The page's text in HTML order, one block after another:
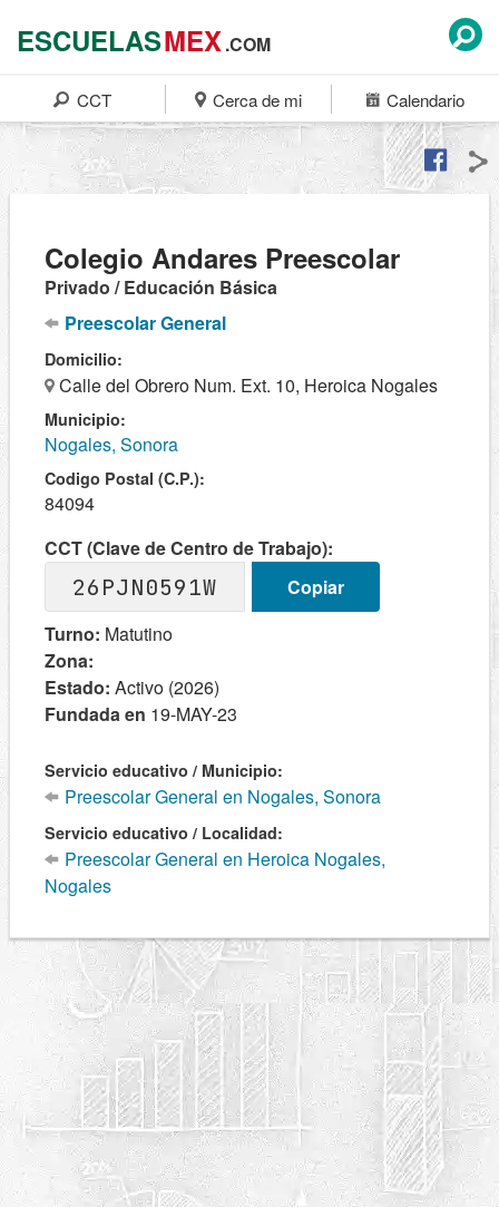
ESCUELASMEX.COM
CCT Cerca de mi Calendario
Colegio Andares Preescolar
Privado / Educación Básica
Preescolar General
Domicilio:
Calle del Obrero Num. Ext. 10, Heroica Nogales
Municipio:
Nogales, Sonora
Codigo Postal (C.P.):
84094
CCT (Clave de Centro de Trabajo):
26PJN0591W
Copiar
Turno: Matutino
Zona:
Estado: Activo (2026)
Fundada en 19-MAY-23
Servicio educativo / Municipio:
Preescolar General en Nogales, Sonora
Servicio educativo / Localidad:
Preescolar General en Heroica Nogales,
Nogales